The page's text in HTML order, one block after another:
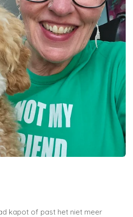
kapot of past het niet meer